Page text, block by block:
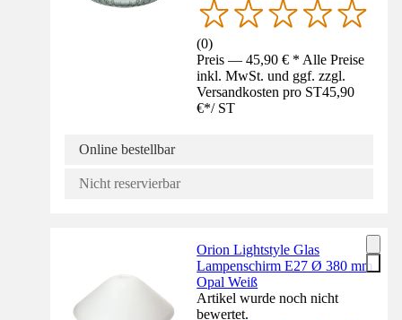
(0)
Preis — 45,90 € * Alle Preise
inkl. MwSt. und ggf. zzgl.
Versandkosten pro ST45,90
€*/ ST
Online bestellbar
Nicht reservierbar
Orion Lightstyle Glas
Lampenschirm E27 Ø 380 mm
Opal Weiß
Artikel wurde noch nicht
bewertet.